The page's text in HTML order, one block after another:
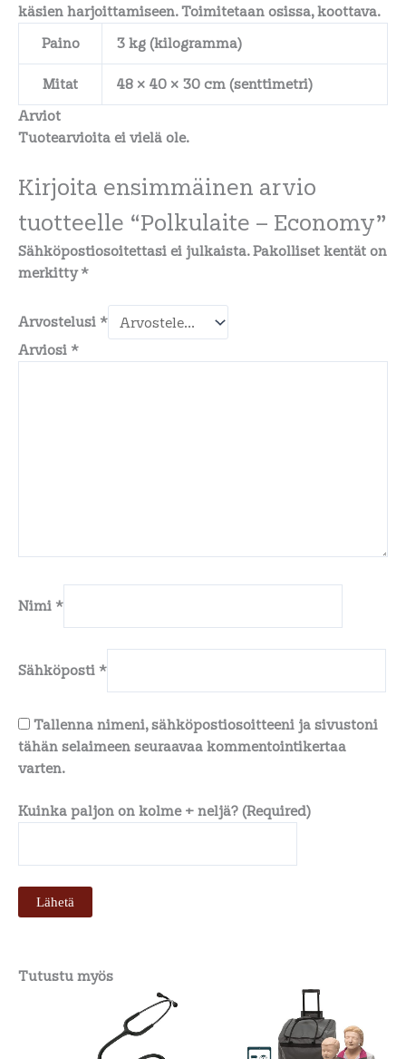
käsien harjoittamiseen. Toimitetaan osissa, koottava.
Paino
3 kg (kilogramma)
Mitat
48 × 40 × 30 cm (senttimetri)
Arviot
Tuotearvioita ei vielä ole.
Kirjoita ensimmäinen arvio
tuotteelle “Polkulaite – Economy”
Sähköpostiosoitettasi ei julkaista.Pakolliset kentät on
merkitty*
Arvostelusi*
Arviosi*
Nimi*
Sähköposti*
Tallenna nimeni, sähköpostiosoitteeni ja sivustoni
tähän selaimeen seuraavaa kommentointikertaa
varten.
Kuinka paljon on kolme + neljä? (Required)
Tutustu myös